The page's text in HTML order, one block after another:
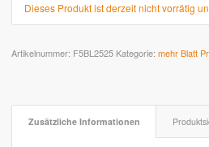
Dieses Produkt ist derzeit nicht vorrätig
Artikelnummer: F5BL2525 Kategorie: mehr Blatt
Zusätzliche Informationen